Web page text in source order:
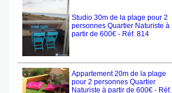
Studio 30m de la plage pour 2
personnes Quartier Naturiste à
partir de 600€ - Réf. 814
Appartement 20m de la plage
pour 2 personnes Quartier
Naturiste à partir de 600€ - Réf.